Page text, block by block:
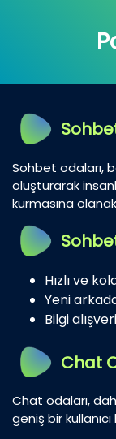
Sohbet odaları,
oluşturarak
kurmasına
Hızlı ve
Yeni
Bilgi
Chat
Chat odaları,
geniş bir